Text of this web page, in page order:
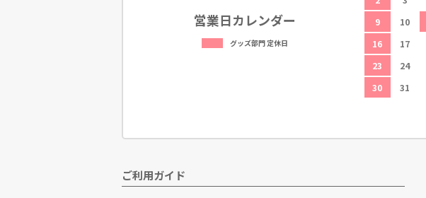
営業日カレンダー
グッズ部門 定休日
9
10
16
17
23
24
30
31
ご利用ガイド